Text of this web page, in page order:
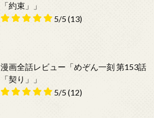
「約束」」
5/5(13)
漫画全話レビュー「めぞん一刻 第153話
「契り」」
5/5(12)